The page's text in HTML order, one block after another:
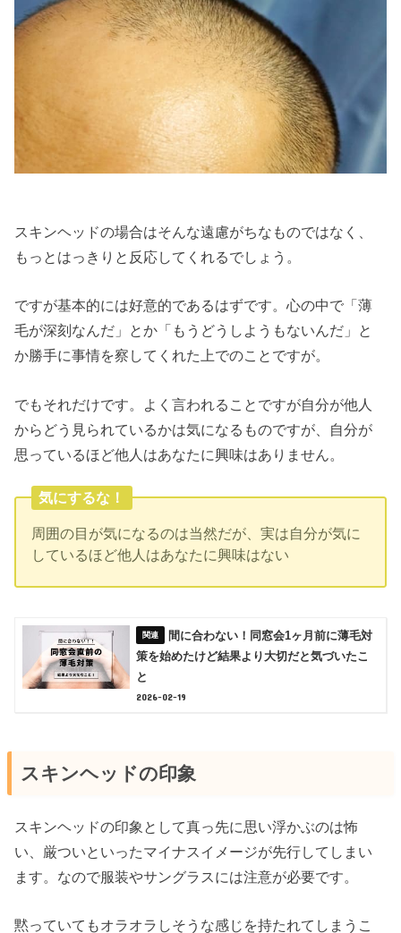
スキンヘッドの場合はそんな遠慮がちなものではなく、
もっとはっきりと反応してくれるでしょう。
ですが基本的には好意的であるはずです。心の中で「薄
毛が深刻なんだ」とか「もうどうしようもないんだ」と
か勝手に事情を察してくれた上でのことですが。
でもそれだけです。よく言われることですが自分が他人
からどう見られているかは気になるものですが、自分が
思っているほど他人はあなたに興味はありません。
気にするな！
周囲の目が気になるのは当然だが、実は自分が気に
しているほど他人はあなたに興味はない
間に合わない！同窓会1ヶ月前に薄毛対
策を始めたけど結果より大切だと気づいたこ
と
2026-02-19
スキンヘッドの印象
スキンヘッドの印象として真っ先に思い浮かぶのは怖
い、厳ついといったマイナスイメージが先行してしまい
ます。なので服装やサングラスには注意が必要です。
黙っていてもオラオラしそうな感じを持たれてしまうこ